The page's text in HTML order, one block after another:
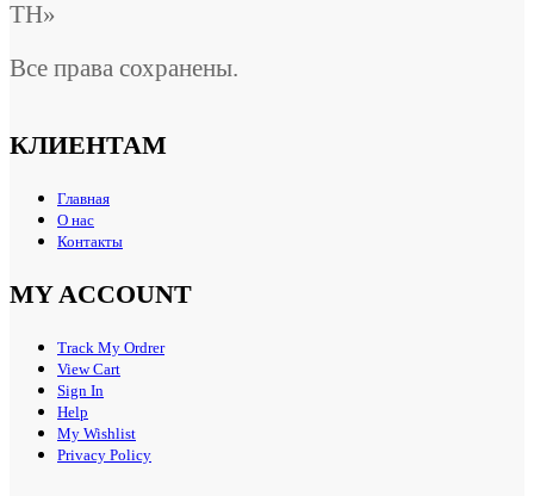
ТН»
Все права сохранены.
КЛИЕНТАМ
Главная
О нас
Контакты
MY ACCOUNT
Track My Ordrer
View Cart
Sign In
Help
My Wishlist
Privacy Policy